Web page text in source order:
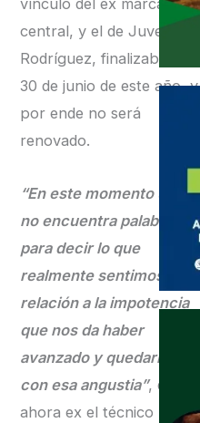
central, y el de Juvenal
Rodríguez, finalizaba el
30 de junio de este año, y
por ende no será
renovado.
“En este momento uno
no encuentra palabras
para decir lo que
realmente sentimos en
relación a la impotencia
que nos da haber
avanzado y quedarnos
con esa angustia”, dijo el
ahora ex el técnico